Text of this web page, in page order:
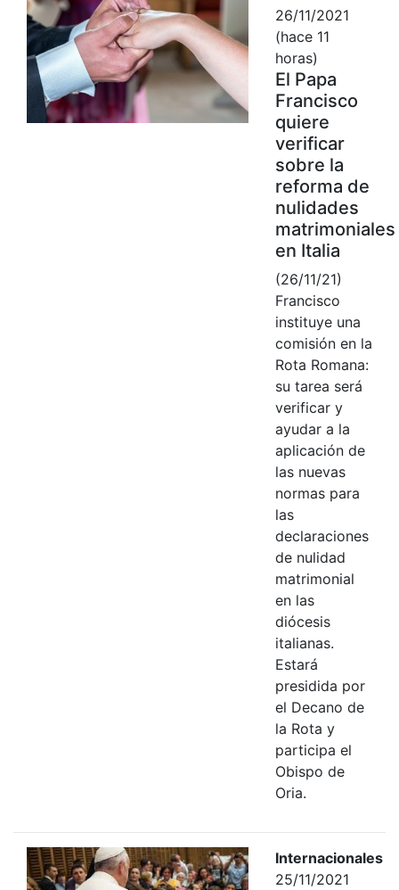
26/11/2021
(hace 11
horas)
El Papa
Francisco
quiere
verificar
sobre la
reforma de
nulidades
matrimoniales
en Italia
(26/11/21)
Francisco
instituye una
comisión en la
Rota Romana:
su tarea será
verificar y
ayudar a la
aplicación de
las nuevas
normas para
las
declaraciones
de nulidad
matrimonial
en las
diócesis
italianas.
Estará
presidida por
el Decano de
la Rota y
participa el
Obispo de
Oria.
Internacionales
25/11/2021